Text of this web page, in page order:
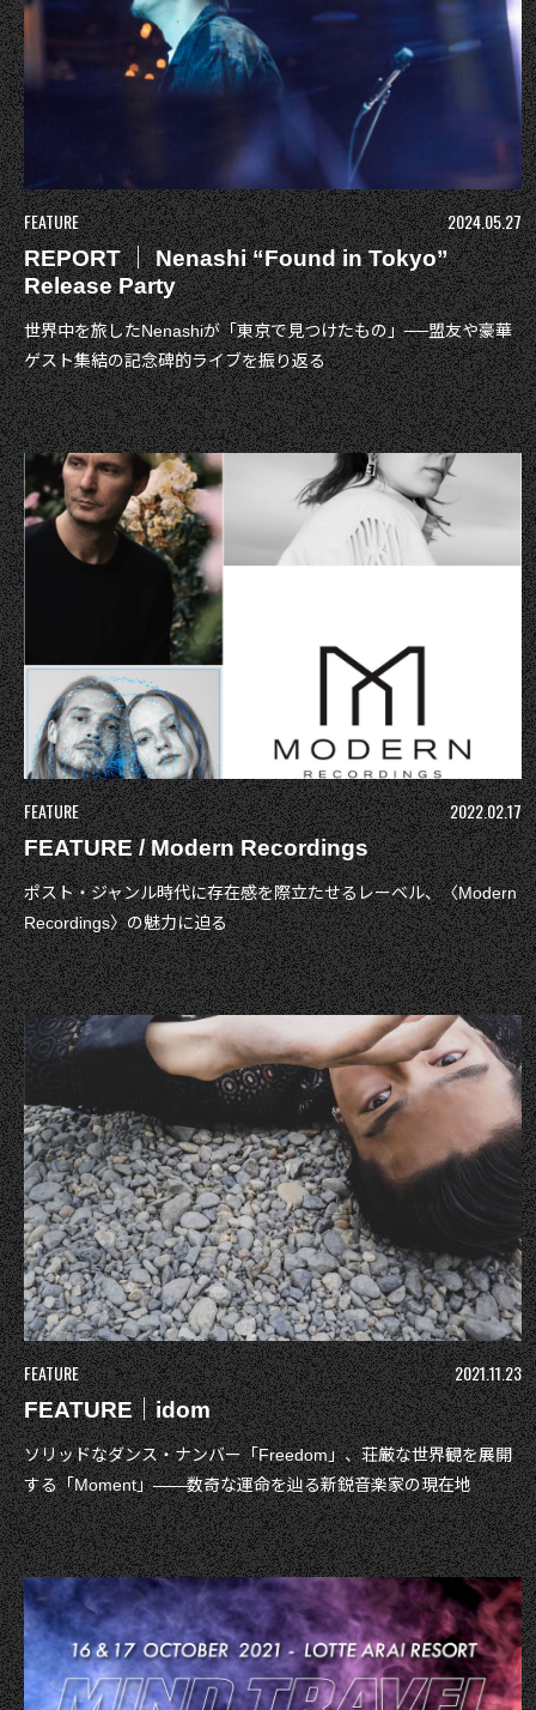
FEATURE
2024.05.27
REPORT ｜ Nenashi “Found in Tokyo”
Release Party
世界中を旅したNenashiが「東京で見つけたもの」──盟友や豪華
ゲスト集結の記念碑的ライブを振り返る
FEATURE
2022.02.17
FEATURE / Modern Recordings
ポスト・ジャンル時代に存在感を際立たせるレーベル、〈Modern
Recordings〉の魅力に迫る
FEATURE
2021.11.23
FEATURE｜idom
ソリッドなダンス・ナンバー「Freedom」、荘厳な世界観を展開
する「Moment」――数奇な運命を辿る新鋭音楽家の現在地